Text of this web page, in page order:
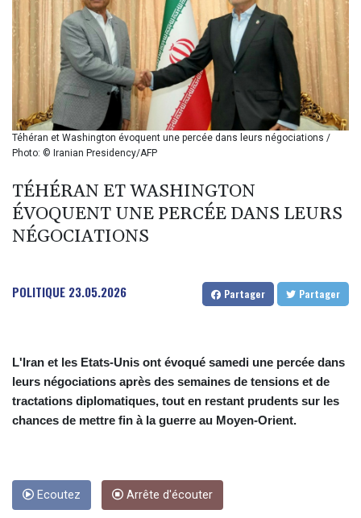
BMD 1
BND 1.284641
BOB 12.117713
BRL 5.110079
BSD 1.001871
BTN 95.346152
BWP 13.550126
BYN 2.966287
2260.000304
CNY 6.74905
CNH 6.746405
CUC 1
CUP 26.5
CVE 95.718223
CZK 21.04795
Téhéran et Washington évoquent une percée dans leurs négociations /
Photo: © Iranian Presidency/AFP
TÉHÉRAN ET WASHINGTON
ÉVOQUENT UNE PERCÉE DANS LEURS
NÉGOCIATIONS
POLITIQUE 23.05.2026 Partager Partager
L'Iran et les Etats-Unis ont évoqué samedi une percée dans
leurs négociations après des semaines de tensions et de
tractations diplomatiques, tout en restant prudents sur les
chances de mettre fin à la guerre au Moyen-Orient.
Ecoutez Arrête d'écouter